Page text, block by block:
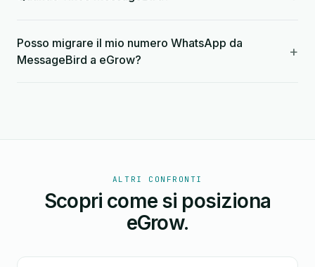
Posso migrare il mio numero WhatsApp da
MessageBird a eGrow?
+
ALTRI CONFRONTI
Scopri come si posiziona
eGrow.